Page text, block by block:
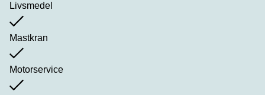
Livsmedel
Mastkran
Motorservice